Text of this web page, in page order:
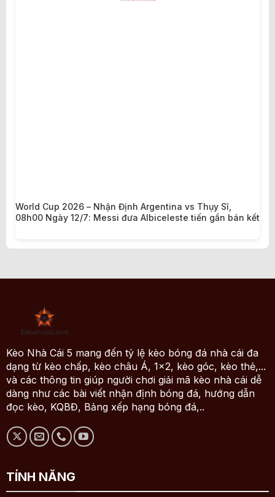
World Cup 2026 – Nhận Định Argentina vs Thụy Sĩ,
08h00 Ngày 12/7: Messi đưa Albiceleste tiến gần bán kết
Kèo Nhà Cái 5 mang đến tỷ lệ kèo bóng đá nhà cái đa
dạng từ kèo chấp, kèo châu Á, 1x2, kèo góc, kèo thẻ,...
và các thông tin giúp người chơi giải mã kèo nhà cái dễ
dàng như các bài viết nhận định bóng đá, hướng dẫn
đọc kèo, KQBĐ, Bảng xếp hạng bóng đá,..
TÍNH NĂNG